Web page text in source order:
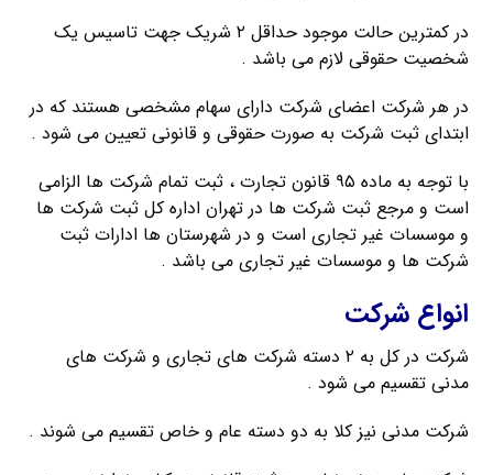
در کمترین حالت موجود حداقل ۲ شریک جهت تاسیس یک
شخصیت حقوقی لازم می باشد .
در هر شرکت اعضای شرکت دارای سهام مشخصی هستند که در
ابتدای ثبت شرکت به صورت حقوقی و قانونی تعیین می شود .
با توجه به ماده ۹۵ قانون تجارت ، ثبت تمام شرکت ها الزامی
است و مرجع ثبت شرکت ها در تهران اداره کل ثبت شرکت ها
و موسسات غیر تجاری است و در شهرستان ها ادارات ثبت
شرکت ها و موسسات غیر تجاری می باشد .
انواع شرکت
شرکت در کل به ۲ دسته شرکت های تجاری و شرکت های
مدنی تقسیم می شود .
شرکت مدنی نیز کلا به دو دسته عام و خاص تقسیم می شوند .